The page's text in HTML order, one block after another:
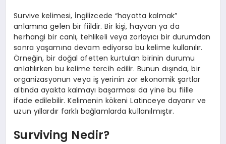
Survive kelimesi, İngilizcede “hayatta kalmak”
anlamına gelen bir fiildir. Bir kişi, hayvan ya da
herhangi bir canlı, tehlikeli veya zorlayıcı bir durumdan
sonra yaşamına devam ediyorsa bu kelime kullanılır.
Örneğin, bir doğal afetten kurtulan birinin durumu
anlatılırken bu kelime tercih edilir. Bunun dışında, bir
organizasyonun veya iş yerinin zor ekonomik şartlar
altında ayakta kalmayı başarması da yine bu fiille
ifade edilebilir. Kelimenin kökeni Latinceye dayanır ve
uzun yıllardır farklı bağlamlarda kullanılmıştır.
Surviving Nedir?